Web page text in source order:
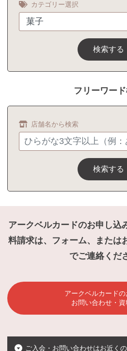
カテゴリー選択
検索する
フリーワー
店舗名から検索
検索する
アークベルカードのお申し込
料請求は、フォーム、または
でご連絡くだ
アークベルカード
お問い合わせ・
ご入会・お問い合わせはお近く